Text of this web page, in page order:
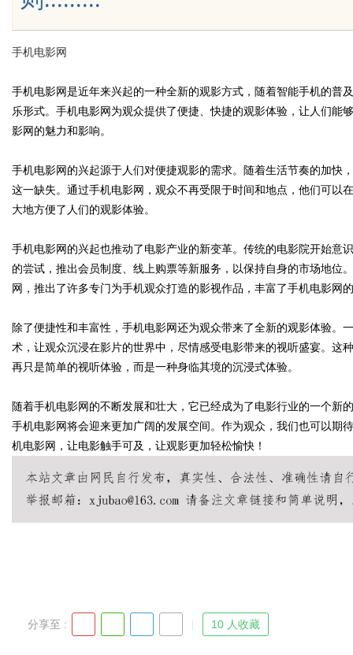
Bo
ar
d
手机电影网
手机电影网是近年来兴起的一种全新的观影方式，随着智能手机的普
乐形式。手机电影网为观众提供了便捷、快捷的观影体验，让人们能
影网的魅力和影响。
手机电影网的兴起源于人们对便捷观影的需求。随着生活节奏的加快
这一缺失。通过手机电影网，观众不再受限于时间和地点，他们可以
大地方便了人们的观影体验。
手机电影网的兴起也推动了电影产业的新变革。传统的电影院开始意
的尝试，推出会员制度、线上购票等新服务，以保持自身的市场地位
网，推出了许多专门为手机观众打造的影视作品，丰富了手机电影网
除了便捷性和丰富性，手机电影网还为观众带来了全新的观影体验。
术，让观众沉浸在影片的世界中，尽情感受电影带来的视听盛宴。这
再只是简单的视听体验，而是一种身临其境的沉浸式体验。
随着手机电影网的不断发展和壮大，它已经成为了电影行业的一个新
手机电影网将会迎来更加广阔的发展空间。作为观众，我们也可以期
机电影网，让电影触手可及，让观影更加轻松愉快！
分享至 : 10 人收藏